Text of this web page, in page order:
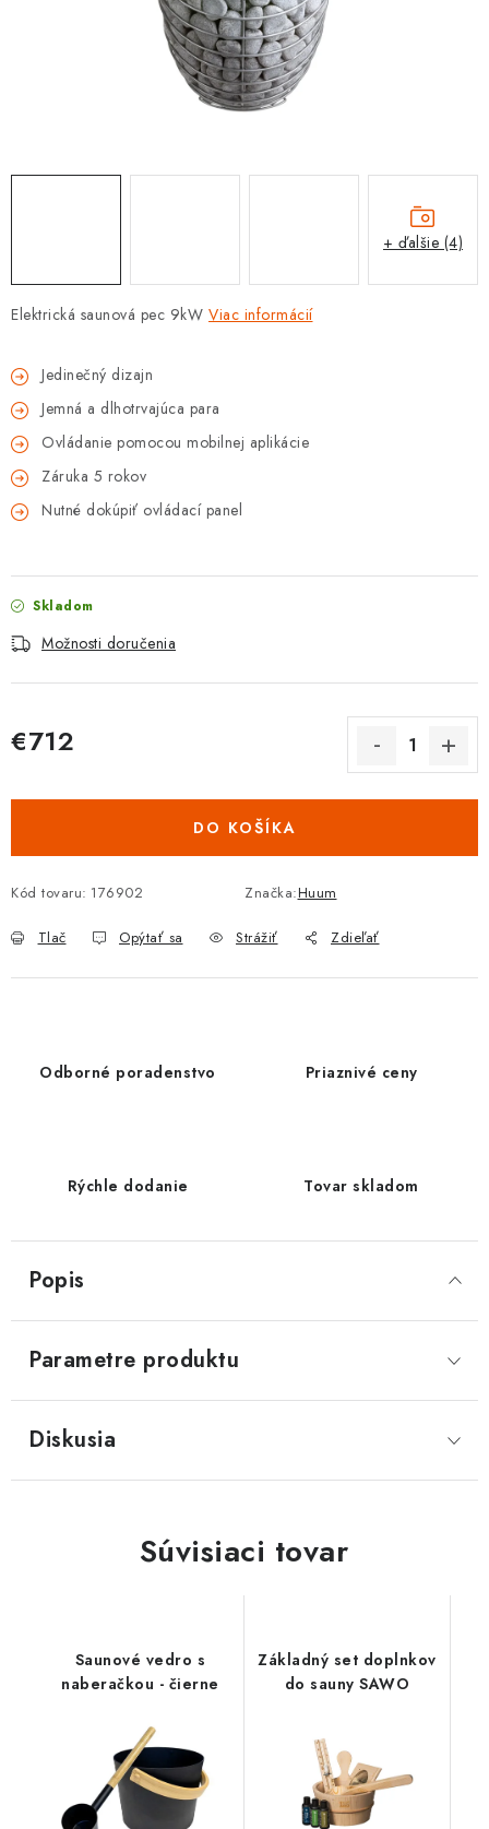
OBCHODNÉ PODMIENKY
ZNAČKY
Spôsob dopravy a platby
Vernostný program
Elektrická saunová pec 9kW Viac informácií
Jedinečný dizajn
Jemná a dlhotrvajúca para
Ovládanie pomocou mobilnej aplikácie
Záruka 5 rokov
Nutné dokúpiť ovládací panel
Skladom
Možnosti doručenia
€712
DO KOŠÍKA
Kód tovaru: 176902 Značka:Huum
Tlač Opýtať sa Strážiť Zdieľať
+ ďalšie (4)
Odborné poradenstvo Priaznivé ceny
Rýchle dodanie Tovar skladom
Popis
Parametre produktu
Diskusia
Súvisiaci tovar
Saunové vedro s
naberačkou - čierne
Základný set doplnkov
do sauny SAWO